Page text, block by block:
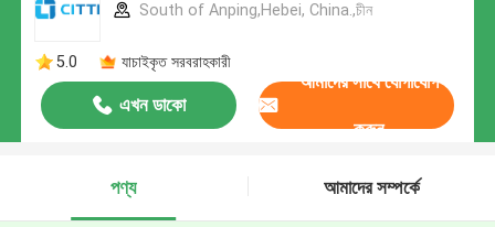
South of Anping,Hebei, China.,চীন
5.0 যাচাইকৃত সরবরাহকারী
এখন ডাকো
আমাদের সাথে যোগাযোগ
করুন
পণ্য আমাদের সম্পর্কে